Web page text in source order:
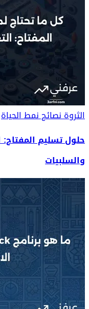
الثروةنصائح نمط الحياة
حلول تسليم المفتاح:
والسلبيات